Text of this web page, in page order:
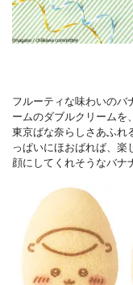
フルーティな味わいのバ
ームのダブルクリームを
東京ばな奈らしさあふれ
っぱいにほおばれば、
顔にしてくれそうなバナ